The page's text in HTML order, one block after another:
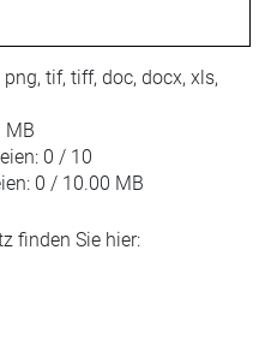
png, tif, tiff, doc, docx, xls,
MB
0 / 10
0 / 10.00 MB
finden Sie hier: